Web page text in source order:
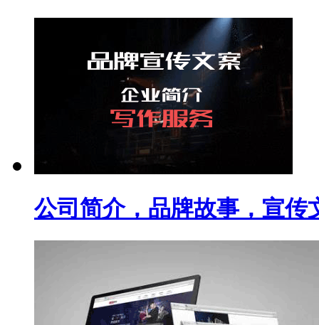
公司简介，品牌故事，宣传